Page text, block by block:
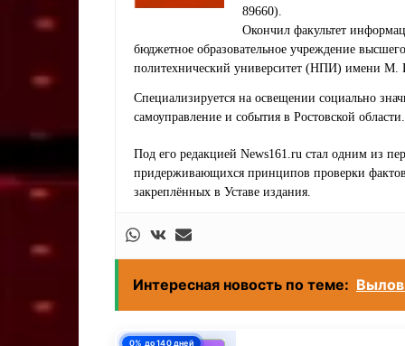
89660).
Окончил факультет
бюджетное образовательное учреждение
политехнический университет (НПИ) имени М.
Специализируется на освещении социально
самоуправление и события в Ростовской области.
Под его редакцией News161.ru стал одним из
придерживающихся принципов проверки
закреплённых в Уставе издания.
Интересная новость по теме: Вылов
0% до 140 дней